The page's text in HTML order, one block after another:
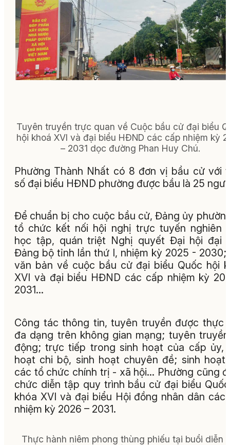
Tuyên truyền trực quan về Cuộc bầu cử đại biểu
hội khoá XVI và đại biểu HĐND các cấp nhiệm kỳ
– 2031 dọc đường Phan Huy Chú.
Phường Thành Nhất có 8 đơn vị bầu cử với
số đại biểu HĐND phường được bầu là 25
Để chuẩn bị cho cuộc bầu cử, Đảng ủy
tổ chức kết nối hội nghị trực tuyến nghiên
học tập, quán triệt Nghị quyết Đại hội đại
Đảng bộ tỉnh lần thứ I, nhiệm kỳ 2025 - 2030;
văn bản về cuộc bầu cử đại biểu Quốc hội
XVI và đại biểu HĐND các cấp nhiệm kỳ
2031…
Công tác thông tin, tuyên truyền được thực
đa dạng trên không gian mạng; tuyên
động; trực tiếp trong sinh hoạt của cấp ủy,
hoạt chi bộ, sinh hoạt chuyên đề; sinh hoạt
các tổ chức chính trị - xã hội… Phường cũng
chức diễn tập quy trình bầu cử đại biểu
khóa XVI và đại biểu Hội đồng nhân dân các
nhiệm kỳ 2026 – 2031.
Thực hành niêm phong thùng phiếu tại buổi diễn